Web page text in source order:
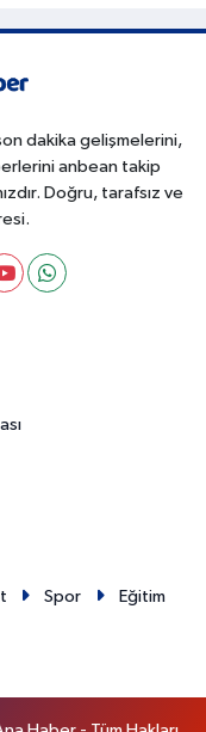
dakika gelişmelerini,
anbean takip
Doğru, tarafsız ve
Spor
Eğitim